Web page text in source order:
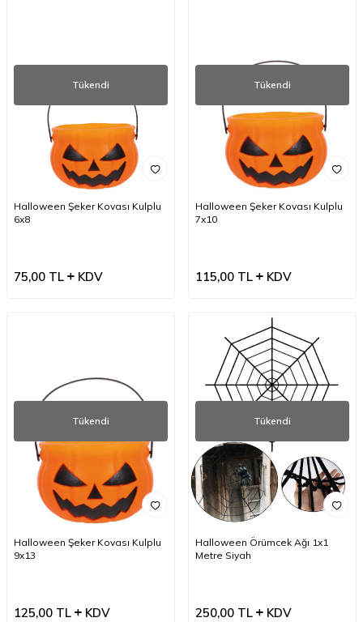
Tükendi
Halloween Şeker Kovası Kulplu
6x8
75,00 TL KDV
Tükendi
Halloween Şeker Kovası Kulplu
7x10
115,00 TL KDV
Tükendi
Halloween Şeker Kovası Kulplu
9x13
125,00 TL KDV
Tükendi
Halloween Örümcek Ağı 1x1
Metre Siyah
250,00 TL KDV